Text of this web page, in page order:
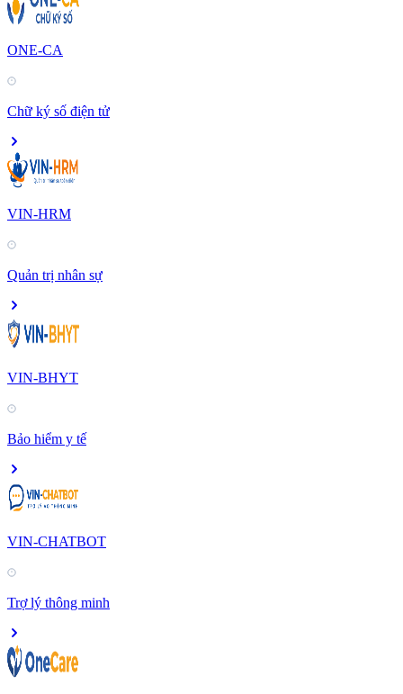
ONE-CA
Chữ ký số điện tử
VIN-HRM
Quản trị nhân sự
VIN-BHYT
Bảo hiểm y tế
VIN-CHATBOT
Trợ lý thông minh